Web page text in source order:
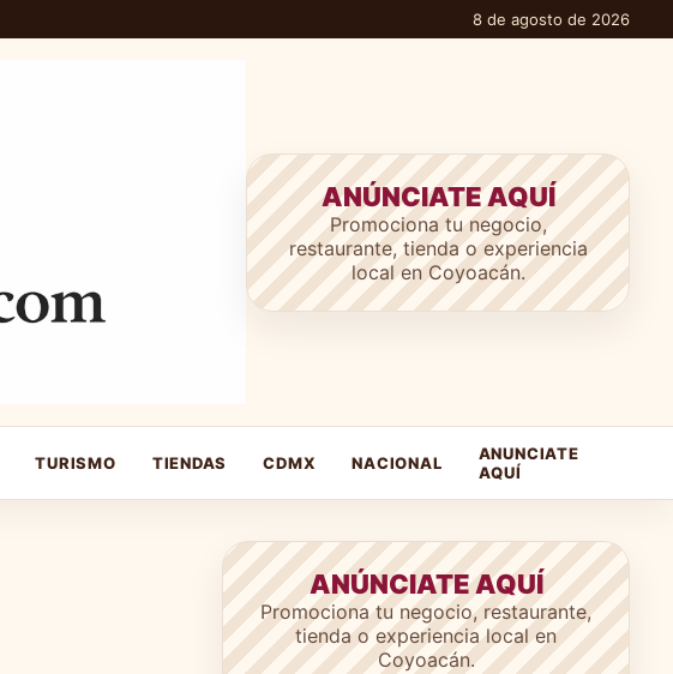
8 de agosto de 2026
ANÚNCIATE AQUÍ
Promociona tu negocio,
restaurante, tienda o experiencia
local en Coyoacán.
TURISMO TIENDAS CDMX NACIONAL
ANUNCIATE
AQUÍ
ANÚNCIATE AQUÍ
Promociona tu negocio, restaurante,
tienda o experiencia local en
Coyoacán.